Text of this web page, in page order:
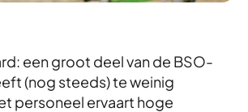
een groot deel van de BSO-
(nog steeds) te weinig
personeel ervaart hoge